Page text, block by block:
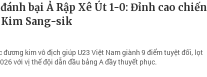
bại Ả Rập Xê Út 1-0: Đỉnh cao chiến
Kim Sang-sik
kim vô địch giúp U23 Việt Nam giành 9 điểm tuyệt đối, lọt
với vị thế đội dẫn đầu bảng A đầy thuyết phục.